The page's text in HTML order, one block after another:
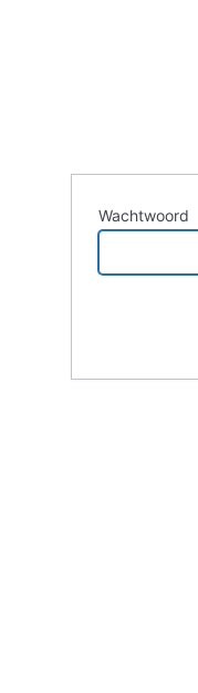
Wachtwoord